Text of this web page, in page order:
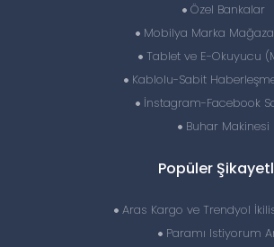
Özel Bankalar
Mobilya Marka
Tablet ve E-Okuyucu
Kablolu-Sabit
İnstagram-Facebook
Buhar Makinesi
Popüler
Aras Kargo ve Trendyol
Paramı Istiyorum